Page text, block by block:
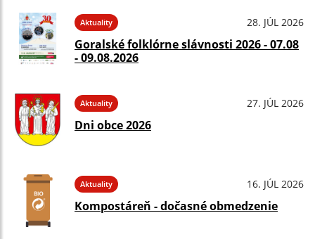
Aktuality 28. JÚL 2026
Goralské folklórne slávnosti 2026 - 07.08
- 09.08.2026
Aktuality 27. JÚL 2026
Dni obce 2026
Aktuality 16. JÚL 2026
Kompostáreň - dočasné obmedzenie